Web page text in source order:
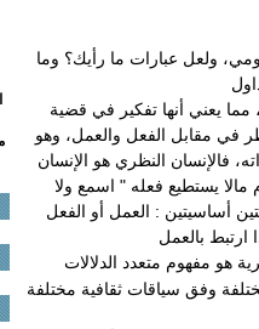
ولعل عبارات ما رأيك؟ وما
يعني أنها تفكير في قضية
في مقابل الفعل والعمل، وهو
فالإنسان النظري هو الإنسان
مالا يستطيع فعله " اسمع ولا
أساسيتين : العمل أو الفعل